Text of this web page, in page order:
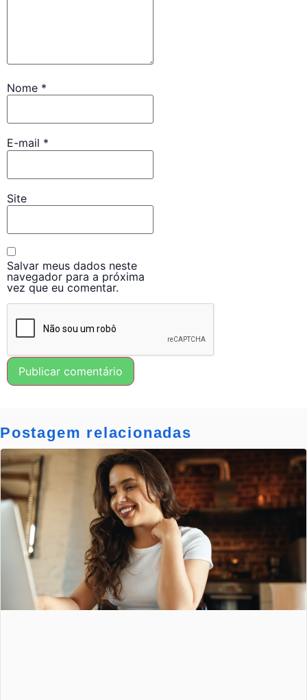
Nome *
E-mail *
Site
Salvar meus dados neste
navegador para a próxima
vez que eu comentar.
Postagem relacionadas